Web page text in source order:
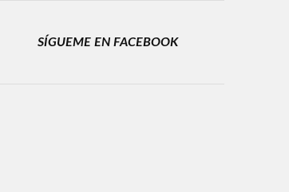
SÍGUEME EN FACEBOOK